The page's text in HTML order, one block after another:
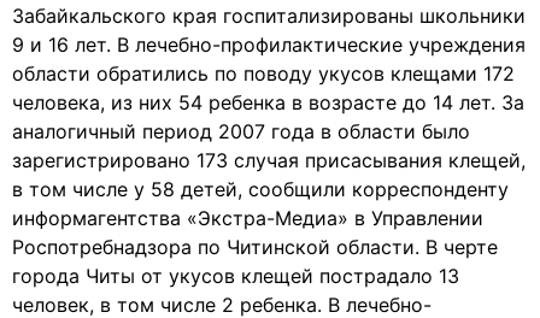
Забайкальского края госпитализированы школьники
9 и 16 лет. В лечебно-профилактические учреждения
области обратились по поводу укусов клещами 172
человека, из них 54 ребенка в возрасте до 14 лет. За
аналогичный период 2007 года в области было
зарегистрировано 173 случая присасывания клещей,
в том числе у 58 детей, сообщили корреспонденту
информагентства «Экстра-Медиа» в Управлении
Роспотребнадзора по Читинской области. В черте
города Читы от укусов клещей пострадало 13
человек, в том числе 2 ребенка. В лечебно-